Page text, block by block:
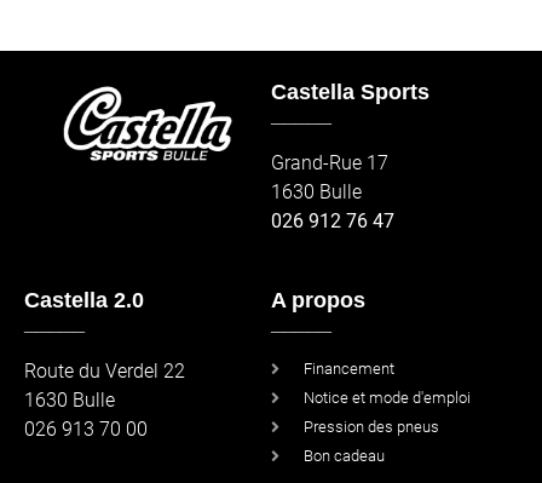
Castella Sports
Grand-Rue 17
1630 Bulle
026 912 76 47
Castella 2.0
Route du Verdel 22
1630 Bulle
026 913 70 00
A propos
Financement
Notice et mode d'emploi
Pression des pneus
Bon cadeau